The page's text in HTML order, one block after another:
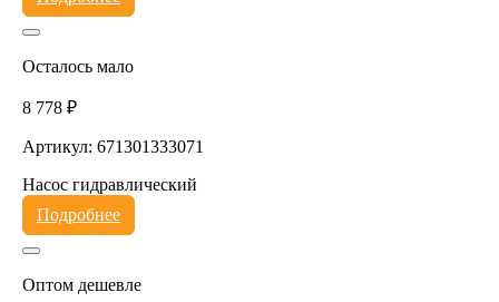
Осталось мало
8 778 ₽
Артикул: 671301333071
Насос гидравлический
Подробнее
Оптом дешевле